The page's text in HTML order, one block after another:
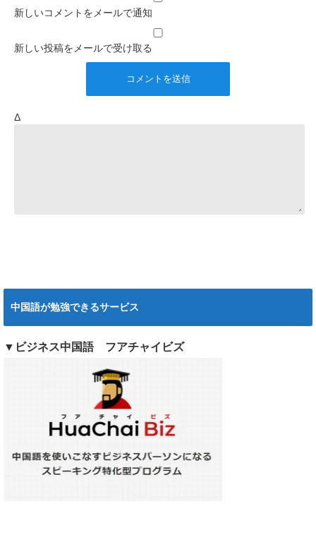
新しいコメントをメールで通知
新しい投稿をメールで受け取る
Δ
中国語が勉強できるサービス
▼ビジネス中国語 フアチャイビズ